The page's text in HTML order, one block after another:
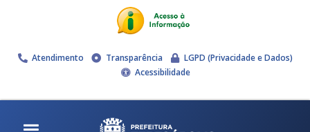
Atendimento Transparência
LGPD (Privacidade e Dados)
Acessibilidade